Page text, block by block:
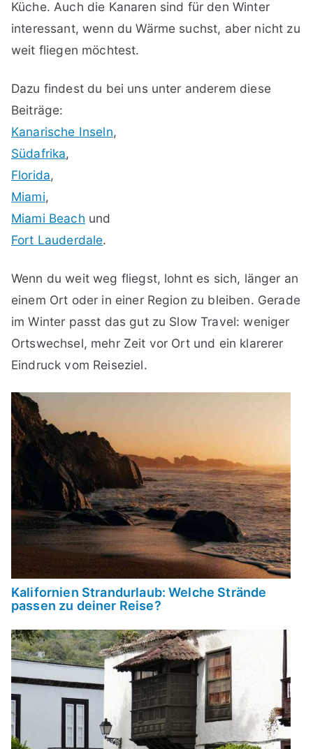
Küche. Auch die Kanaren sind für den Winter
interessant, wenn du Wärme suchst, aber nicht zu
weit fliegen möchtest.
Dazu findest du bei uns unter anderem diese
Beiträge:
Kanarische Inseln,
Südafrika,
Florida,
Miami,
Miami Beach und
Fort Lauderdale.
Wenn du weit weg fliegst, lohnt es sich, länger an
einem Ort oder in einer Region zu bleiben. Gerade
im Winter passt das gut zu Slow Travel: weniger
Ortswechsel, mehr Zeit vor Ort und ein klarerer
Eindruck vom Reiseziel.
Kalifornien Strandurlaub: Welche Strände
passen zu deiner Reise?